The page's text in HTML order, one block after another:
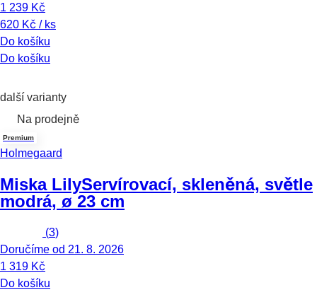
1 239 Kč
620 Kč / ks
Do košíku
Do košíku
další varianty
Na prodejně
Premium
Holmegaard
Miska LilyServírovací, skleněná, světle
modrá, ø 23 cm
(3)
Doručíme od 21. 8. 2026
1 319 Kč
Do košíku